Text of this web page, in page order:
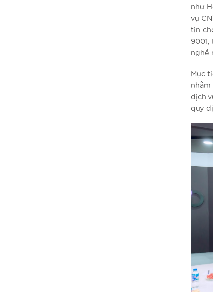
như
vụ
tin
9001,
nghề
Mục
dịch
quy